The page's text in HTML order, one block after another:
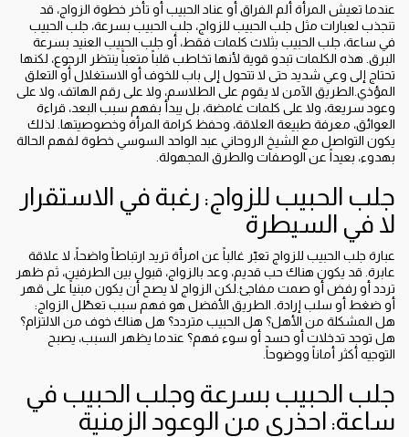
عندما تعيش المرأة ألم الفراق أو عناد الحبيب أو تأخر خطوة الزواج، قد
تنجذب لعبارات مثل جلب الحبيب للزواج، جلب الحبيب بسرعة، جلب الحبيب
في ساعة، جلب الحبيب بثلاث كلمات فقط، أو جلب الحبيب العنيد بسرعة
البرق. هذه الكلمات تبدو قوية لأنها تخاطب قلباً متعباً ينتظر الرجوع، لكنها
تحتاج إلى وعي شديد حتى لا تتحول إلى باب للخوف أو الاستغلال أو التعلق
المؤذي.الطريق الآمن لا يقوم على الطلاسم، ولا على رقم الهاتف، ولا على
وعود سريعة، ولا على كلمات غامضة، بل يبدأ بفهم سبب البعد، قراءة
العوائق، معرفة طبيعة العلاقة، وحفظ كرامة المرأة وخصوصيتها. لذلك
يكون التواصل مع الشيخ الروحاني عبد الواحد السوسي خطوة لفهم الحالة
بهدوء، بعيداً عن الوصفات والطرق المجهولة.
جلب الحبيب للزواج: رغبة في الاستقرار
لا في السيطرة
عبارة جلب الحبيب للزواج تعبّر غالباً عن امرأة تريد ارتباطاً واضحاً، لا علاقة
عابرة. قد يكون هناك حب قديم، وعد بالزواج، قبول بين الطرفين، ثم ظهر
تردد أو رفض أو صمت مفاجئ.لكن الزواج لا يصح أن يكون مبنياً على قهر
أو ضغط أو سلب إرادة. الطريق الأفضل هو فهم سبب تعطّل الزواج:
هل المشكلة من الأهل؟ هل الحبيب متردد؟ هل هناك خوف من الالتزام؟
هل توجد تدخلات أو حسد أو سوء فهم؟ عندما يظهر السبب، يصبح
التوجيه أكثر أماناً ووضوحاً.
جلب الحبيب بسرعة وجلب الحبيب في
ساعة: احذري من الوعود الزمنية